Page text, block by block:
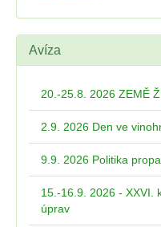
Avíza
20.-25.8. 2026 ZEMĚ
2.9. 2026 Den ve
9.9. 2026 Politika
15.-16.9. 2026 - XXVI.
úprav